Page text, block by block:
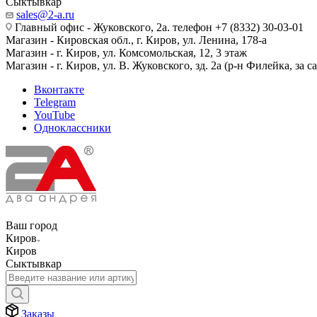
sales@2-a.ru
Главный офис - Жуковского, 2а. телефон +7 (8332) 30-03-01
Магазин - Кировская обл., г. Киров, ул. Ленина, 178-а
Магазин - г. Киров, ул. Комсомольская, 12, 3 этаж
Магазин - г. Киров, ул. В. Жуковского, зд. 2а (р-н Филейка, за
Вконтакте
Telegram
YouTube
Одноклассники
Ваш город
Киров
Киров
Сыктывкар
Заказы